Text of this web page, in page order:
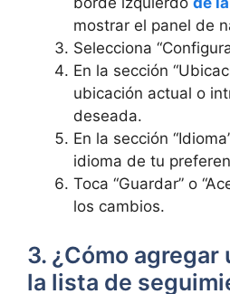
mostrar el panel de
Selecciona
En la sección
ubicación actual o
deseada.
En la sección
idioma de tu
Toca “Guardar” o
los cambios.
3. ¿Cómo agregar
la lista de